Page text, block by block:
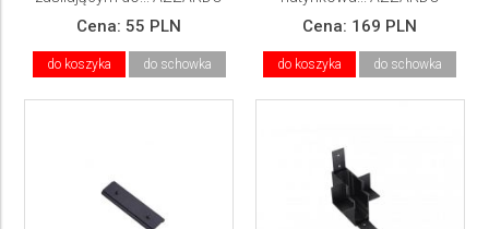
Cena: 55 PLN
do koszyka do schowka
Cena: 169 PLN
do koszyka do schowka